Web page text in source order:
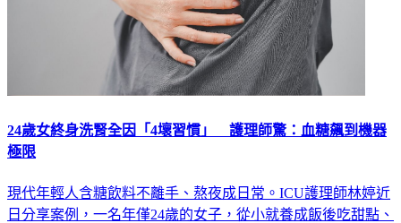
24歲女終身洗腎全因「4壞習慣」 護理師驚：血糖飆到機器
極限
現代年輕人含糖飲料不離手、熬夜成日常。ICU護理師林婷近
日分享案例，一名年僅24歲的女子，從小就養成飯後吃甜點、